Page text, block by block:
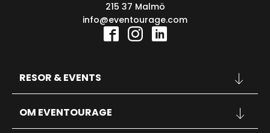
215 37 Malmö
info@eventourage.com
RESOR & EVENTS
SPORT
OM EVENTOURAGE